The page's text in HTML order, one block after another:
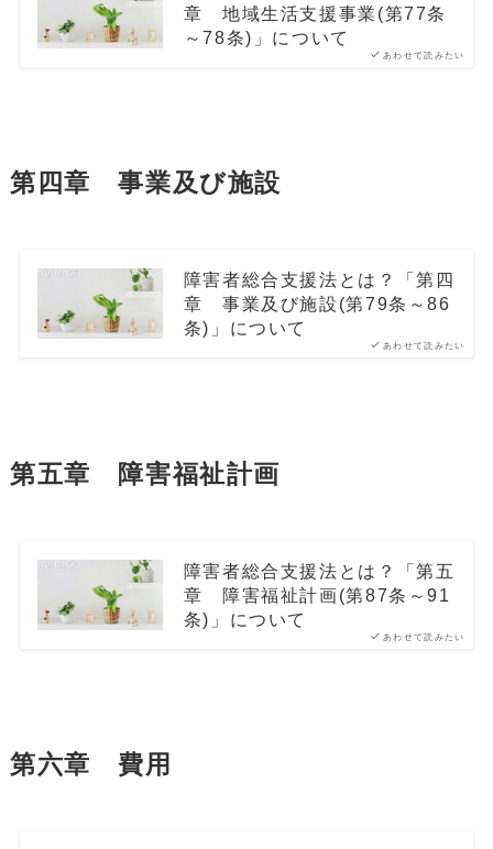
あわせて読みたい
章 地域生活支援事業(第77条
～78条)」について
第四章 事業及び施設
あわせて読みたい
障害者総合支援法とは？「第四
章 事業及び施設(第79条～86
条)」について
第五章 障害福祉計画
あわせて読みたい
障害者総合支援法とは？「第五
章 障害福祉計画(第87条～91
条)」について
第六章 費用